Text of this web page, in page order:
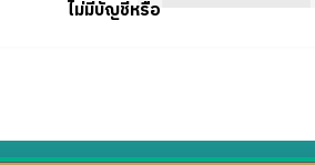
ไม่มีบัญชีหรือ